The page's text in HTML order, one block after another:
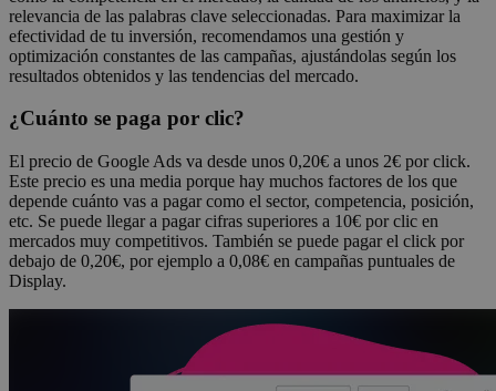
relevancia de las palabras clave seleccionadas. Para maximizar la
efectividad de tu inversión, recomendamos una gestión y
optimización constantes de las campañas, ajustándolas según los
resultados obtenidos y las tendencias del mercado.
¿Cuánto se paga por clic?
El precio de Google Ads va desde unos 0,20€ a unos 2€ por click.
Este precio es una media porque hay muchos factores de los que
depende cuánto vas a pagar como el sector, competencia, posición,
etc. Se puede llegar a pagar cifras superiores a 10€ por clic en
mercados muy competitivos. También se puede pagar el click por
debajo de 0,20€, por ejemplo a 0,08€ en campañas puntuales de
Display.